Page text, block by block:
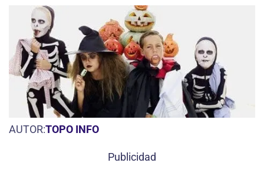
AUTOR:TOPO INFO
Publicidad